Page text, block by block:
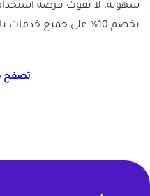
بخصم 10% على جميع خدمات ياهلا.
تصفح